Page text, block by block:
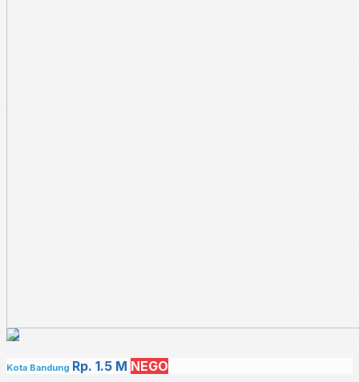
Kota Bandung Rp. 1.5 M NEGO